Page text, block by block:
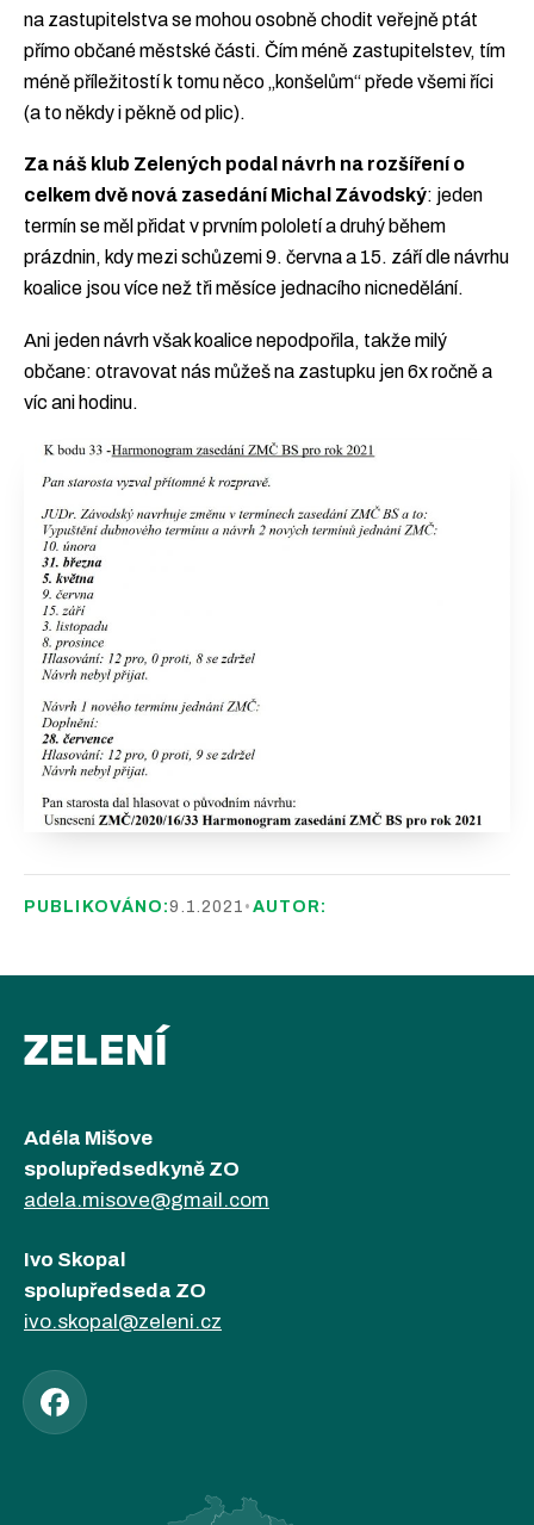
na zastupitelstva se mohou osobně chodit veřejně ptát
přímo občané městské části. Čím méně zastupitelstev, tím
méně příležitostí k tomu něco „konšelům“ přede všemi říci
(a to někdy i pěkně od plic).
Za náš klub Zelených podal návrh na rozšíření o
celkem dvě nová zasedání Michal Závodský: jeden
termín se měl přidat v prvním pololetí a druhý během
prázdnin, kdy mezi schůzemi 9. června a 15. září dle návrhu
koalice jsou více než tři měsíce jednacího nicnedělání.
Ani jeden návrh však koalice nepodpořila, takže milý
občane: otravovat nás můžeš na zastupku jen 6x ročně a
víc ani hodinu.
PUBLIKOVÁNO:9.1.2021 • AUTOR:
ZELENÍ
Adéla Mišove
spolupředsedkyně ZO
adela.misove@gmail.com
Ivo Skopal
spolupředseda ZO
ivo.skopal@zeleni.cz